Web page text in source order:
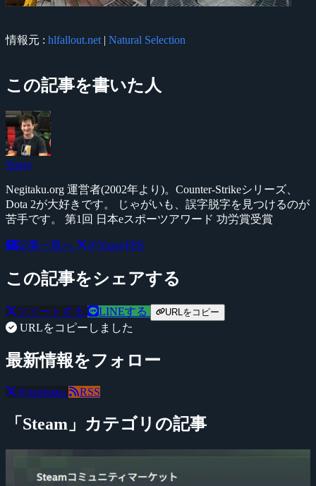
情報元 : hlfallout.net | Natural Selection
この記事を書いた人
Yossy
Negitaku.org 運営者(2002年より)。Counter-Strikeシリーズ、
Dota 2が大好きです。 じゃがいも、誤字脱字を見つけるのが
苦手です。 第1回 日本eスポーツアワード 功労賞受賞
記事一覧へ @YossyFPS
この記事をシェアする
ツイートする LINEする URLをコピー
URLをコピーしました
最新情報をフォロー
@negitaku RSS
「Steam」カテゴリの記事